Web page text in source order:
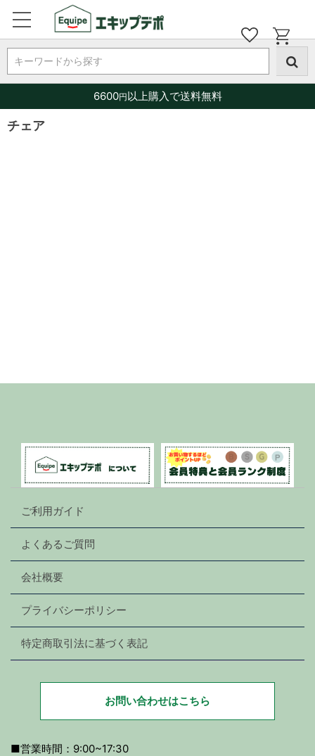
キーワードから探す
6600円以上購入で送料無料
チェア
ご利用ガイド
よくあるご質問
会社概要
プライバシーポリシー
特定商取引法に基づく表記
お問い合わせはこちら
■営業時間：9:00~17:30